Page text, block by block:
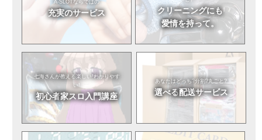
A-SLOTならではの
充実のサービス
クリーニングにも
愛情を持って。
七海さんが教える楽しい!わかりやす
い!
初心者家スロ入門講座
あなたはどっち?分割?丸ごと?
選べる配送サービス